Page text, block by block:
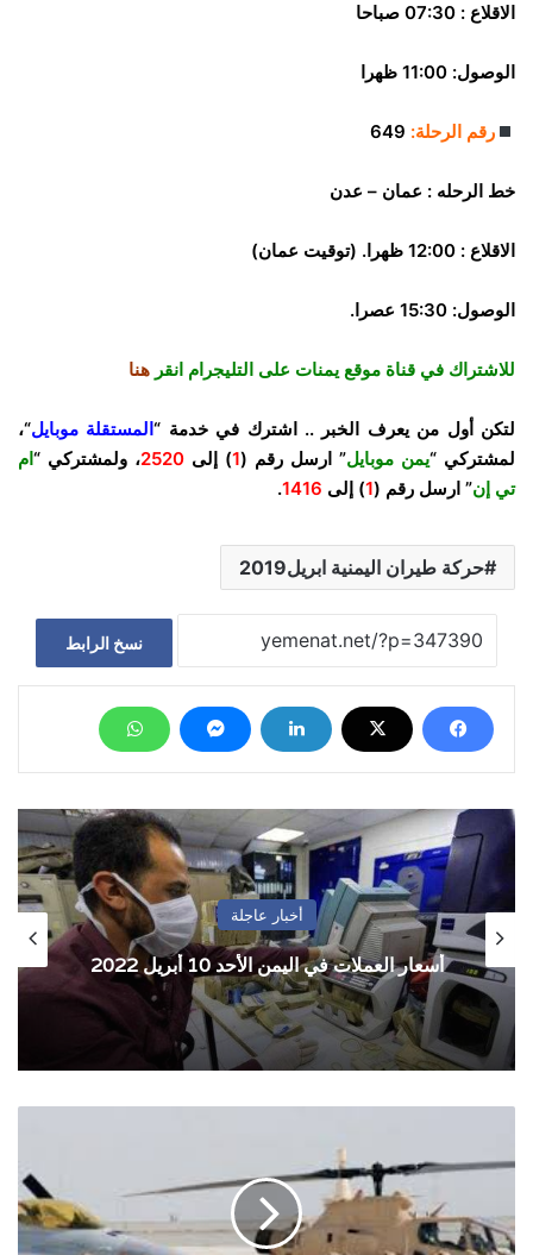
الاقلاع : 07:30 صباحا
الوصول: 11:00 ظهرا
رقم الرحلة:
خط الرحله : عمان – عدن
الاقلاع : 12:00 ظهرا. (توقيت عمان)
الوصول: 15:30 عصرا.
للاشتراك في قناة موقع يمنات على التليجرام انقر هنا
لتكن أول من يعرف الخبر .. اشترك في خدمة “المستقلة موبايل“،
لمشتركي “يمن موبايل” ارسل رقم (1) إلى 2520، ولمشتركي “ ام
تي إن” ارسل رقم (1) إلى 1416
.
حركة طيران اليمنية ابريل2019
نسخ الرابط
أخبار عاجلة
أسعار العملات في اليمن الأحد 10 أبريل 2022
لدينا
لسحب
القوات